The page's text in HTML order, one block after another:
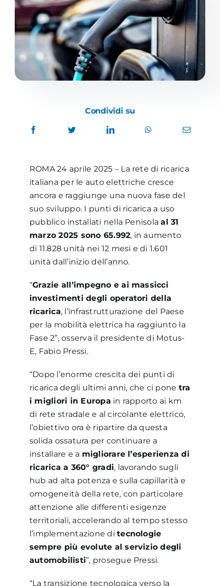
Condividi su
ROMA 24 aprile 2025 – La rete di ricarica
italiana per le auto elettriche cresce
ancora e raggiunge una nuova fase del
suo sviluppo. I punti di ricarica a uso
pubblico installati nella Penisolaal 31
marzo 2025 sono 65.992, in aumento
di 11.828 unità nei 12 mesi e di 1.601
unità dall’inizio dell’anno.
“Grazie all’impegno e ai massicci
investimenti degli operatori della
ricarica, l’infrastrutturazione del Paese
per la mobilità elettrica ha raggiunto la
Fase 2”, osserva il presidente di Motus-
E, Fabio Pressi.
“Dopo l’enorme crescita dei punti di
ricarica degli ultimi anni, che ci pone tra
i migliori in Europa in rapporto ai km
di rete stradale e al circolante elettrico,
l’obiettivo ora è ripartire da questa
solida ossatura per continuare a
installare e a migliorare l’esperienza di
ricarica a 360° gradi, lavorando sugli
hub ad alta potenza e sulla capillarità e
omogeneità della rete, con particolare
attenzione alle differenti esigenze
territoriali, accelerando al tempo stesso
l’implementazione ditecnologie
sempre più evolute al servizio degli
automobilisti”, prosegue Pressi.
“La transizione tecnologica verso la